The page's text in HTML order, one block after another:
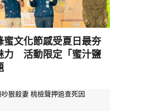
蜜文化節感受夏日最夯
力 活動限定「蜜汁鹽